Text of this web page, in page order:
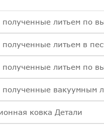
полученные литьем в
полученные вакуумным
ковка Детали